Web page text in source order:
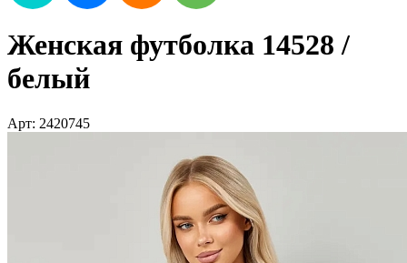
Женская футболка 14528 /
белый
Арт: 2420745